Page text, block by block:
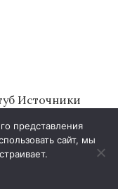
Источники
представления
сайт, мы